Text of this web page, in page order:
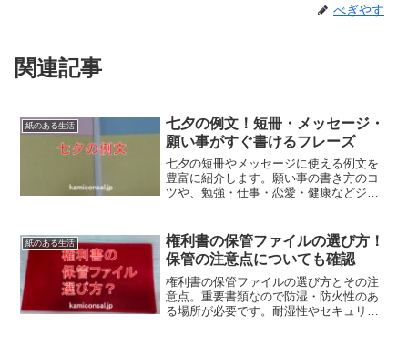
べぎやす
関連記事
紙のある生活
七夕の例文！短冊・メッセージ・
願い事がすぐ書けるフレーズ
七夕の短冊やメッセージに使える例文を
豊富に紹介します。願い事の書き方のコ
ツや、勉強・仕事・恋愛・健康などジャ
まとめているので、初めてでも迷わず書
けて気持ちがしっかり伝わります。
紙のある生活
権利書の保管ファイルの選び方！
保管の注意点についても確認
権利書の保管ファイルの選び方とその注
意点。重要書類なので防湿・防火性のあ
る場所が必要です。耐湿性やセキュリテ